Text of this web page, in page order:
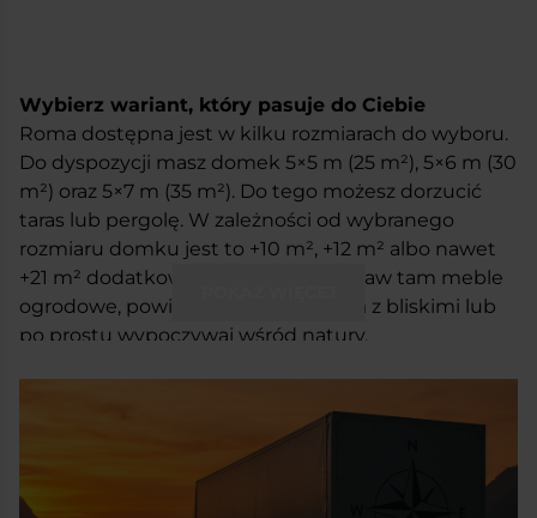
Wybierz wariant, który pasuje do Ciebie
Roma dostępna jest w kilku rozmiarach do wyboru.
Do dyspozycji masz domek 5×5 m (25 m²), 5×6 m (30
m²) oraz 5×7 m (35 m²). Do tego możesz dorzucić
taras lub pergolę. W zależności od wybranego
rozmiaru domku jest to +10 m², +12 m² albo nawet
+21 m² dodatkowej przestrzeni. Postaw tam meble
ogrodowe, powieś hamak, zrób grilla z bliskimi lub
po prostu wypoczywaj wśród natury.
poddasze, które doskonale sprawdzi się na przykład
jako dodatkowa sypialnia. Wszystko zależy
wyłącznie od Ciebie. Również przeznaczenie
Twojego nowego domku. Może stać się Twoim